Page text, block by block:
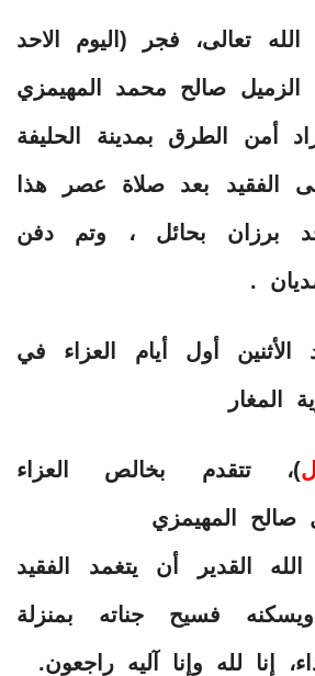
تعالى، فجر (اليوم الاحد
والد الزميل صالح محمد المهيمزي
أمن الطرق بمدينة الحليفة
الفقيد بعد صلاة عصر هذا
برزان بحائل ، وتم دفن
.
أول أيام العزاء في
المغار
)، تتقدم بخالص العزاء
صالح المهيمزي
القدير أن يتغمد الفقيد
فسيح جناته بمنزلة
إنا لله وإنا آليه راجعون.